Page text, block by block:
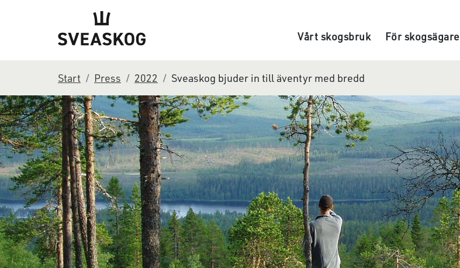
Vårt skogsbruk För skogsägare
Start Press 2022 Sveaskog bjuder in till äventyr med bredd